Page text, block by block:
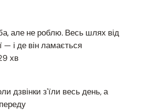
але не роблю. Весь шлях від
— і де він ламається
хв
дзвінки з'їли весь день, а